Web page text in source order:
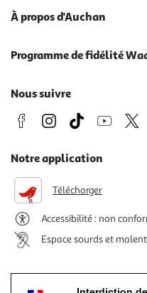
À propos d'Auchan
Programme de fidélité
Nous suivre
Notre application
Télécharger
Accessibilité : non
Espace sourds et